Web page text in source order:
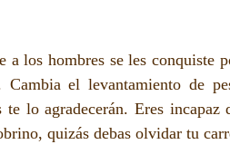
a los hombres se les conquiste
Cambia el levantamiento de
te lo agradecerán. Eres incapaz
quizás debas olvidar tu